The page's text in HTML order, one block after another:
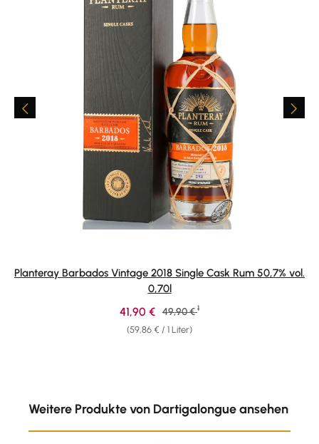
Planteray Barbados Vintage 2018 Single Cask Rum 50,7% vol.
0,70l
(59,86 € / 1 Liter)
Verkaufspreis:
41,90 € Regulärer Preis:
49,90 € 1
Weitere Produkte von Dartigalongue ansehen